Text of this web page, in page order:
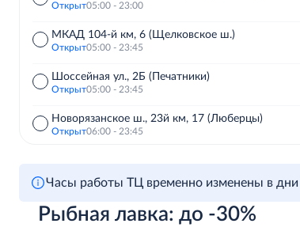
Открыт05:00 - 23:00
МКАД 104-й км, 6 (Щелковское ш.)
Открыт05:00 - 23:45
Шоссейная ул., 2Б (Печатники)
Открыт05:00 - 23:45
Новорязанское ш., 23й км, 17 (Люберцы)
Открыт06:00 - 23:45
Открыт 05:00 - 23:45
Часы работы ТЦ временно изменены в дни
Рыбная лавка: до -30%